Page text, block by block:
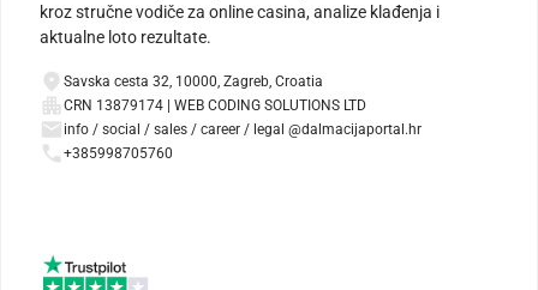
kroz stručne vodiče za online casina, analize klađenja i
aktualne loto rezultate.
Savska cesta 32, 10000, Zagreb, Croatia
CRN 13879174 | WEB CODING SOLUTIONS LTD
info / social / sales / career / legal @dalmacijaportal.hr
+385998705760